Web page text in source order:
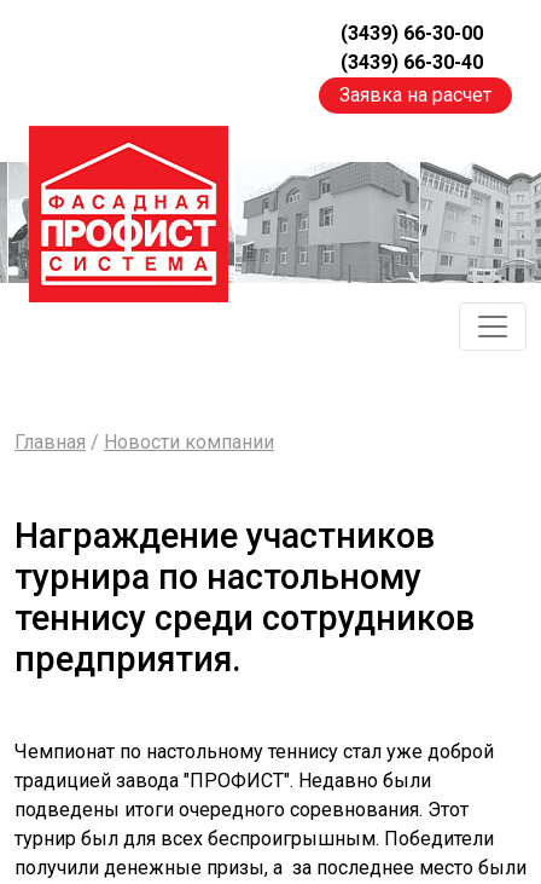
(3439) 66-30-00
(3439) 66-30-40
Заявка на расчет
Главная / Новости компании
Награждение участников
турнира по настольному
теннису среди сотрудников
предприятия.
Чемпионат по настольному теннису стал уже доброй
традицией завода "ПРОФИСТ". Недавно были
подведены итоги очередного соревнования. Этот
турнир был для всех беспроигрышным. Победители
получили денежные призы, а за последнее место были